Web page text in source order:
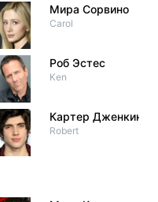
Мира Сорвино
Carol
Роб Эстес
Ken
Картер Дженкинс
Robert